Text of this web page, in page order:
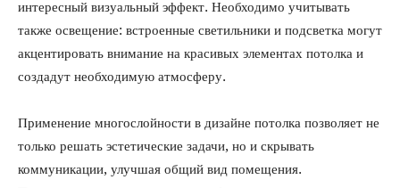
интересный визуальный эффект. Необходимо учитывать
также освещение: встроенные светильники и подсветка могут
акцентировать внимание на красивых элементах потолка и
создадут необходимую атмосферу.
Применение многослойности в дизайне потолка позволяет не
только решать эстетические задачи, но и скрывать
коммуникации, улучшая общий вид помещения.